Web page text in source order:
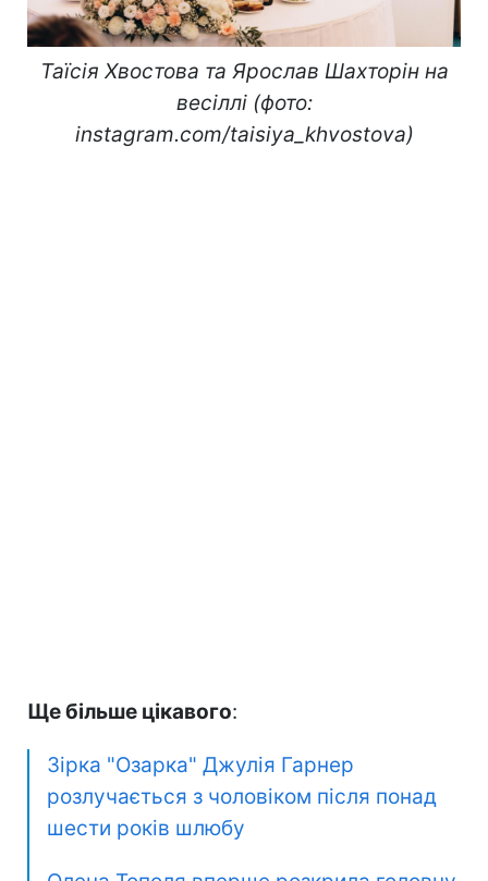
Таїсія Хвостова та Ярослав Шахторін на
весіллі (фото:
instagram.com/taisiya_khvostova)
Ще більше цікавого:
Зірка "Озарка" Джулія Гарнер
розлучається з чоловіком після понад
шести років шлюбу